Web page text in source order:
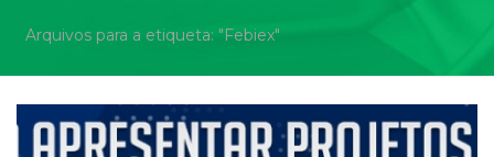
Arquivos para a etiqueta: "Febiex"